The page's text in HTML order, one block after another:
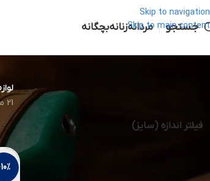
Skip to navigation
Skip to main content
جستجو مردانهزنانهبچگانه
21 محصول
فیلتر اندازه (سایز) خانه